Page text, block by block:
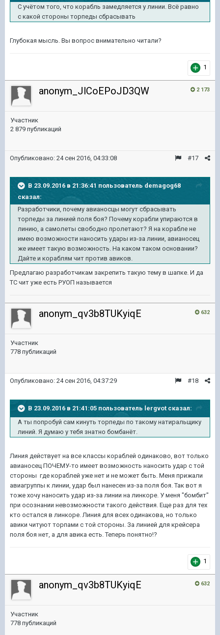
С учётом того, что корабль замедляется у линии. Всё равно
с какой стороны торпеды сбрасывать
Глубокая мысль. Вы вопрос внимательно читали?
1
2 173
anonym_JlCoEPoJD3QW
Участник
2 879 публикаций
#17
Опубликовано: 24 сен 2016, 04:33:08
В 23.09.2016 в 21:36:41 пользователь demagog68
сказал:
Разработчики, почему авианосцы могут сбрасывать
торпеды за линией поля боя? Почему корабли упираются в
линию, а самолеты свободно пролетают? Я на корабле не
имею возможности наносить удары из-за линии, авианосец
же имеет такую возможность. На каком таком основании?
Дайте и кораблям чит против авиков.
Предлагаю разработчикам закрепить такую тему в шапке. И да
ТС чит уже есть РУОП называется
632
anonym_qv3b8TUKyiqE
Участник
778 публикаций
#18
Опубликовано: 24 сен 2016, 04:37:29
В 23.09.2016 в 21:41:05 пользователь lergvot сказал:
А ты попробуй сам кинуть торпеды по такому натиральщику
линий. Я думаю у тебя знатно бомбанёт.
Линия действует на все классы кораблей одинаково, вот только
авианосец ПОЧЕМУ-то имеет возможность наносить удар с той
стороны где кораблей уже нет и не может быть. Меня прижали
авиагруппы к линии, удар был нанесен из-за поля боя. Так вот я
тоже хочу наносить удар из-за линии на линкоре. У меня "бомбит"
при осознании невозможности такого действия. Еще раз для тех
кто остался в линкоре. Линия для всех одинакова, но только
авики читуют торпами с той стороны. За линией для крейсера
поля боя нет, а для авика есть. Теперь понятно!?
1
632
anonym_qv3b8TUKyiqE
Участник
778 публикаций